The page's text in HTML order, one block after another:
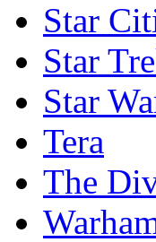
Star
Star
Star
Tera
The